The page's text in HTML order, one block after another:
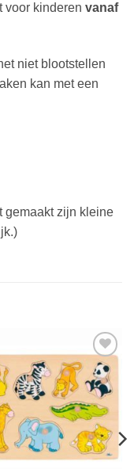
voor kinderen vanaf
niet blootstellen
kan met een
gemaakt zijn kleine
Toevoegen
aan
verlanglijst